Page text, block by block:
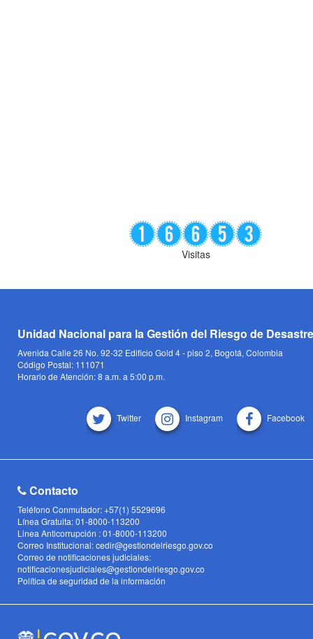
Visitas
Unidad Nacional para la Gestión del Riesgo de
Avenida Calle 26 No. 92-32 Edificio Gold 4 - piso 2, Bogotá, Colombia
Código Postal: 111071
Horario de Atención: 8 a.m. a 5:00 p.m.
Twitter Instagram Facebook
Contacto
Teléfono Conmutador: +57(1) 5529696
Línea Gratuita: 01-8000-113200
Linea Anticorrupción : 01-8000-113200
Correo Institucional: cedir@gestiondelriesgo.gov.co
Correo de notificaciones judiciales:
notificacionesjudiciales@gestiondelriesgo.gov.co
Política de seguridad de la información